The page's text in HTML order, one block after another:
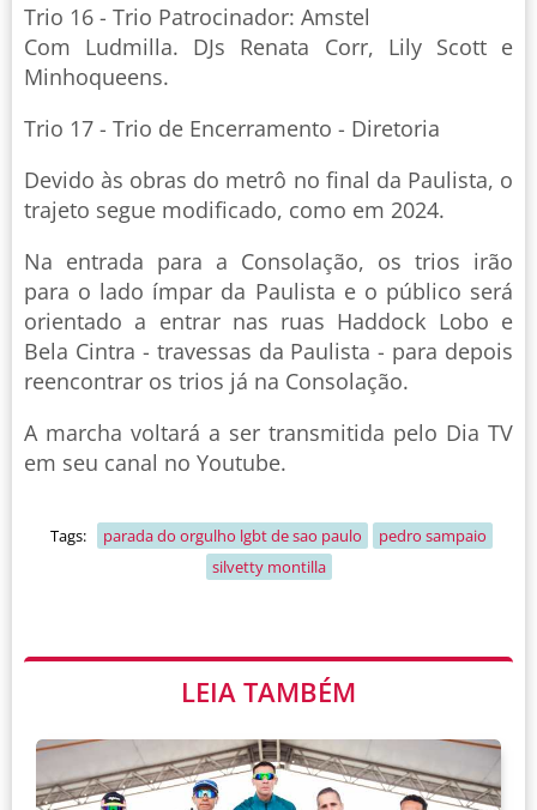
Trio 16 - Trio Patrocinador: Amstel
Com Ludmilla. DJs Renata Corr, Lily Scott e
Minhoqueens.
Trio 17 - Trio de Encerramento - Diretoria
Devido às obras do metrô no final da Paulista, o
trajeto segue modificado, como em 2024.
Na entrada para a Consolação, os trios irão
para o lado ímpar da Paulista e o público será
orientado a entrar nas ruas Haddock Lobo e
Bela Cintra - travessas da Paulista - para depois
reencontrar os trios já na Consolação.
A marcha voltará a ser transmitida pelo Dia TV
em seu canal no Youtube.
Tags: parada do orgulho lgbt de sao paulo
pedro sampaio
silvetty montilla
LEIA TAMBÉM